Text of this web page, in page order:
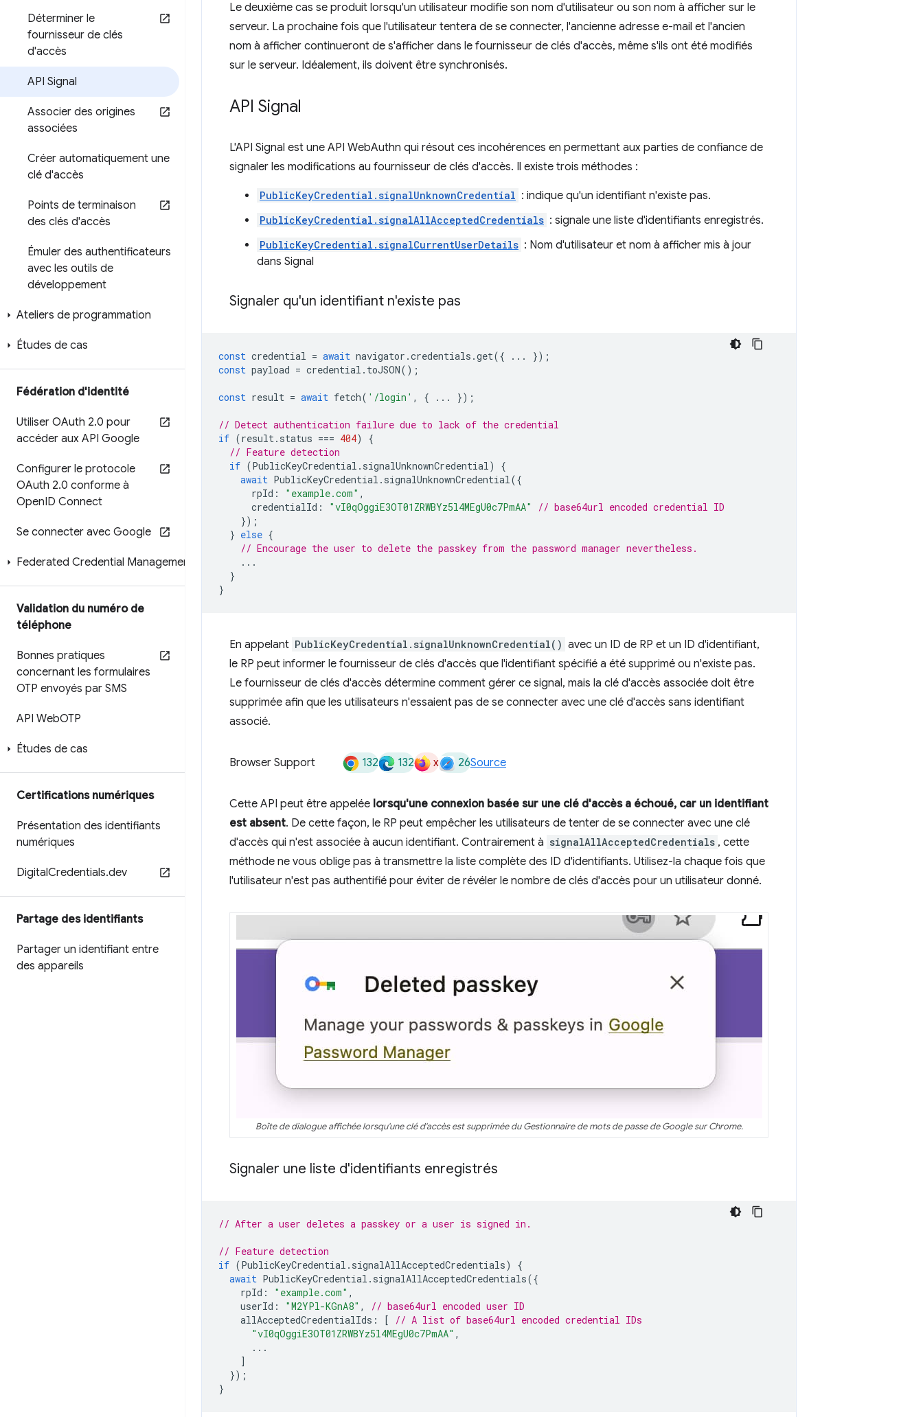
Déterminer le
fournisseur de clés
d'accès
API Signal
Associer des origines
associées
Créer automatiquement une
clé d'accès
Points de terminaison
des clés d'accès
Émuler des authentificateurs
avec les outils de
développement
Ateliers de programmation
Études de cas
Fédération d'identité
Utiliser OAuth 2.0 pour
accéder aux API Google
Configurer le protocole
OAuth 2.0 conforme à
OpenID Connect
Se connecter avec Google
Federated Credential Management
Validation du numéro de
téléphone
Bonnes pratiques
concernant les formulaires
OTP envoyés par SMS
API WebOTP
Études de cas
Certifications numériques
Présentation des identifiants
numériques
DigitalCredentials.dev
Partage des identifiants
Partager un identifiant entre
des appareils
Le deuxième cas se produit lorsqu'un utilisateur modifie son nom d'utilisateur ou son nom à afficher sur le
serveur. La prochaine fois que l'utilisateur tentera de se connecter, l'ancienne adresse e-mail et l'ancien
nom à afficher continueront de s'afficher dans le fournisseur de clés d'accès, même s'ils ont été modifiés
sur le serveur. Idéalement, ils doivent être synchronisés.
API Signal
L'API Signal est une API WebAuthn qui résout ces incohérences en permettant aux parties de confiance de
signaler les modifications au fournisseur de clés d'accès. Il existe trois méthodes :
PublicKeyCredential.signalUnknownCredential : indique qu'un identifiant n'existe pas.
PublicKeyCredential.signalAllAcceptedCredentials : signale une liste d'identifiants enregistrés.
PublicKeyCredential.signalCurrentUserDetails : Nom d'utilisateur et nom à afficher mis à jour
dans Signal
Signaler qu'un identifiant n'existe pas
const credential = await navigator .credentials .get({ ...
});
const payload = credential . toJSON();
const result = await fetch( '/login' , { ... });
// Detect authentication failure due to lack of the credential
if (result. status === 404)
{
// Feature detection
if (PublicKeyCredential . signalUnknownCredential)
{
await PublicKeyCredential . signalUnknownCredential({
rpId : "example.com" ,
credentialId : "vI0qOggiE3OT01ZRWBYz5l4MEgU0c7PmAA"
// base64url encoded credential ID
});
} else {
// Encourage the user to delete the passkey from the password manager nevertheless.
...
}
}
En appelant PublicKeyCredential.signalUnknownCredential() avec un ID de RP et un ID d'identifiant,
le RP peut informer le fournisseur de clés d'accès que l'identifiant spécifié a été supprimé ou n'existe pas.
Le fournisseur de clés d'accès détermine comment gérer ce signal, mais la clé d'accès associée doit être
supprimée afin que les utilisateurs n'essaient pas de se connecter avec une clé d'accès sans identifiant
associé.
Browser Support 132 132 x 26Source
Cette API peut être appelée lorsqu'une connexion basée sur une clé d'accès a échoué, car un identifiant
est absent. De cette façon, le RP peut empêcher les utilisateurs de tenter de se connecter avec une clé
d'accès qui n'est associée à aucun identifiant. Contrairement à signalAllAcceptedCredentials , cette
méthode ne vous oblige pas à transmettre la liste complète des ID d'identifiants. Utilisez-la chaque fois que
l'utilisateur n'est pas authentifié pour éviter de révéler le nombre de clés d'accès pour un utilisateur donné.
Boîte de dialogue affichée lorsqu'une clé d'accès est supprimée du Gestionnaire de mots de passe de Google sur Chrome.
Signaler une liste d'identifiants enregistrés
// After a user deletes a passkey or a user is signed in.
// Feature detection
if (PublicKeyCredential . signalAllAcceptedCredentials)
{
await PublicKeyCredential . signalAllAcceptedCredentials({
rpId : "example.com" ,
userId : "M2YPl-KGnA8" ,
// base64url encoded user ID
allAcceptedCredentialIds : [
// A list of base64url encoded credential IDs
"vI0qOggiE3OT01ZRWBYz5l4MEgU0c7PmAA" ,
...
]
});
}